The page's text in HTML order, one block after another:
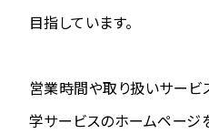
目指しています。
営業時間や取り扱いサービ
学サービスのホームページ